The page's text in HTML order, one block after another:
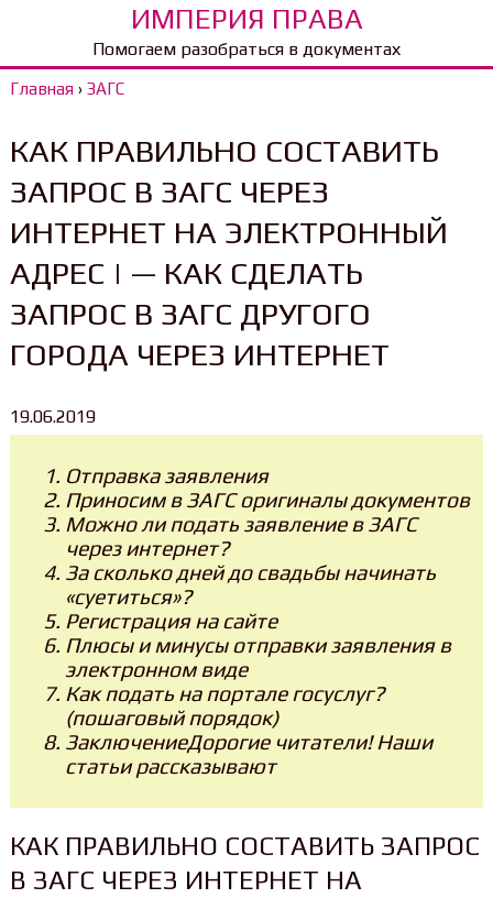
ИМПЕРИЯ ПРАВА
Помогаем разобраться в документах
Главная› ЗАГС
КАК ПРАВИЛЬНО СОСТАВИТЬ
ЗАПРОС В ЗАГС ЧЕРЕЗ
ИНТЕРНЕТ НА ЭЛЕКТРОННЫЙ
АДРЕС | — КАК СДЕЛАТЬ
ЗАПРОС В ЗАГС ДРУГОГО
ГОРОДА ЧЕРЕЗ ИНТЕРНЕТ
19.06.2019
Отправка заявления
Приносим в ЗАГС оригиналы документов
Можно ли подать заявление в ЗАГС
через интернет?
За сколько дней до свадьбы начинать
«суетиться»?
Регистрация на сайте
Плюсы и минусы отправки заявления в
электронном виде
Как подать на портале госуслуг?
(пошаговый порядок)
ЗаключениеДорогие читатели! Наши
статьи рассказывают
КАК ПРАВИЛЬНО СОСТАВИТЬ ЗАПРОС
В ЗАГС ЧЕРЕЗ ИНТЕРНЕТ НА